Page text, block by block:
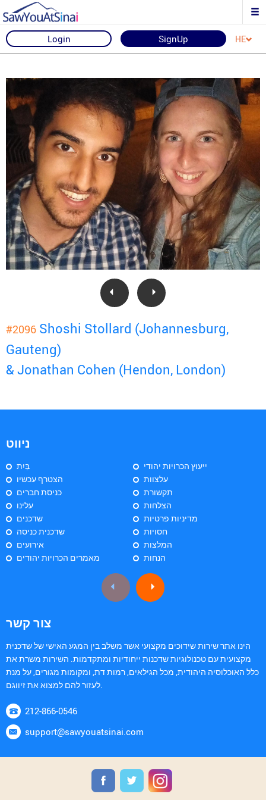
Login SignUp HE
#2096 Shoshi Stollard (Johannesburg,
Gauteng)
& Jonathan Cohen (Hendon, London)
ניווט
בַּיִת
הצטרף עכשיו
כניסת חברים
עלינו
שדכנים
שדכנית כניסה
אירועים
מאמרים הכרויות יהודים
ייעוץ הכרויות יהודי
עלצוות
תקשורת
הצלחות
מדיניות פרטיות
חסויות
המלצות
הנחות
צור קשר
הינו אתר שירות שידוכים מקצועי אשר משלב בין המגע האישי של שדכנית
מקצועית עם טכנולוגיות שדכנות ייחודיות ומתקדמות. השירות משרת את
כלל האוכלוסיה היהודית, מכל הגילאים, רמות דת, ומקומות מגורים, על מנת
לעזור להם למצוא את זיווגם.
212-866-0546
support@sawyouatsinai.com